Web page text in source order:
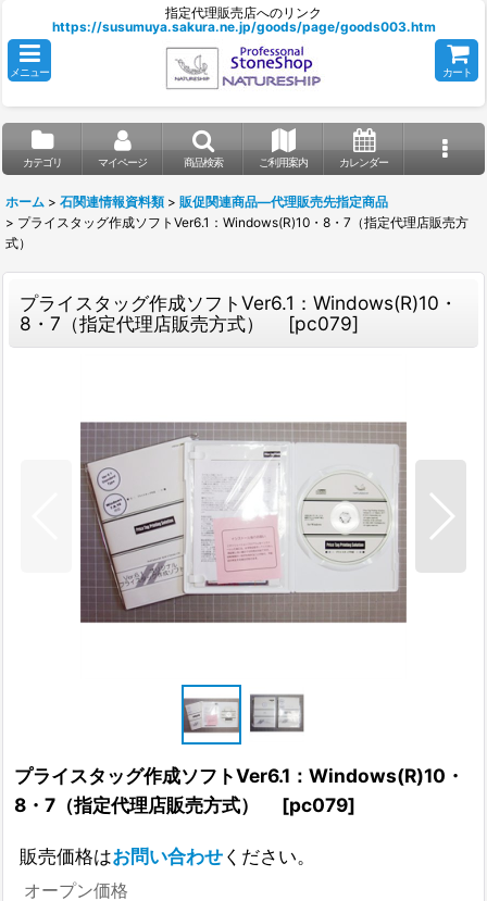
指定代理販売店へのリンク
https://susumuya.sakura.ne.jp/goods/page/goods003.htm
メニュー カート
カテゴリ マイページ 商品検索 ご利用案内 カレンダー
ホーム > 石関連情報資料類 > 販促関連商品—代理販売先指定商品
> プライスタッグ作成ソフトVer6.1：Windows(R)10・8・7（指定代理店販売方
式）
プライスタッグ作成ソフトVer6.1：Windows(R)10・
8・7（指定代理店販売方式）
[pc079]
プライスタッグ作成ソフトVer6.1：Windows(R)10・
8・7（指定代理店販売方式）
[pc079]
販売価格はお問い合わせください。
オープン価格